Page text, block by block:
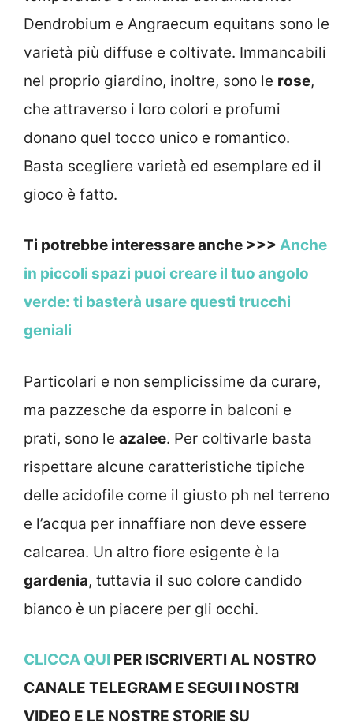
Dendrobium e Angraecum equitans sono le
varietà più diffuse e coltivate. Immancabili
nel proprio giardino, inoltre, sono le rose,
che attraverso i loro colori e profumi
donano quel tocco unico e romantico.
Basta scegliere varietà ed esemplare ed il
gioco è fatto.
Ti potrebbe interessare anche >>> Anche
in piccoli spazi puoi creare il tuo angolo
verde: ti basterà usare questi trucchi
geniali
Particolari e non semplicissime da curare,
ma pazzesche da esporre in balconi e
prati, sono le azalee. Per coltivarle basta
rispettare alcune caratteristiche tipiche
delle acidofile come il giusto ph nel terreno
e l’acqua per innaffiare non deve essere
calcarea. Un altro fiore esigente è la
gardenia, tuttavia il suo colore candido
bianco è un piacere per gli occhi.
CLICCA QUI PER ISCRIVERTI AL NOSTRO
CANALE TELEGRAM E SEGUI I NOSTRI
VIDEO E LE NOSTRE STORIE SU